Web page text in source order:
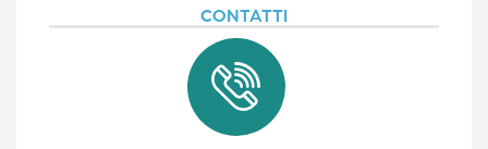
CONTATTI